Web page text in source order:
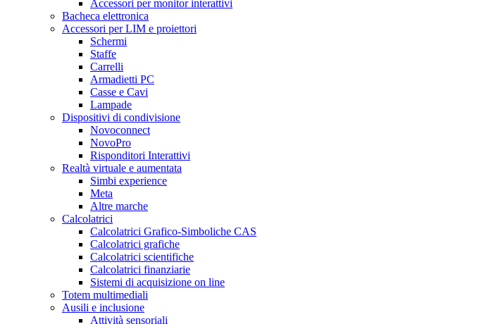
Accessori per monitor interattivi
Bacheca elettronica
Accessori per LIM e proiettori
Schermi
Staffe
Carrelli
Armadietti PC
Casse e Cavi
Lampade
Dispositivi di condivisione
Novoconnect
NovoPro
Risponditori Interattivi
Realtà virtuale e aumentata
Simbi experience
Meta
Altre marche
Calcolatrici
Calcolatrici Grafico-Simboliche CAS
Calcolatrici grafiche
Calcolatrici scientifiche
Calcolatrici finanziarie
Sistemi di acquisizione on line
Totem multimediali
Ausili e inclusione
Attività sensoriali